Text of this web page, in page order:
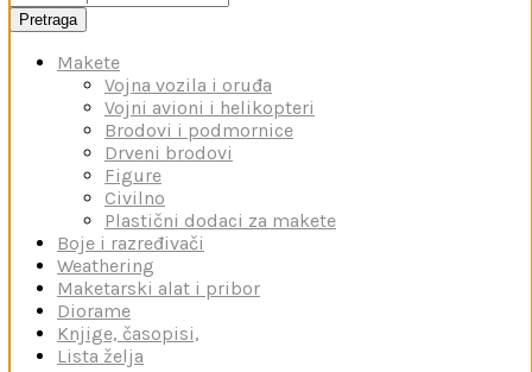
Pretraga
Makete
Vojna vozila i oruđa
Vojni avioni i helikopteri
Brodovi i podmornice
Drveni brodovi
Figure
Civilno
Plastični dodaci za makete
Boje i razređivači
Weathering
Maketarski alat i pribor
Diorame
Knjige, časopisi,
Lista želja